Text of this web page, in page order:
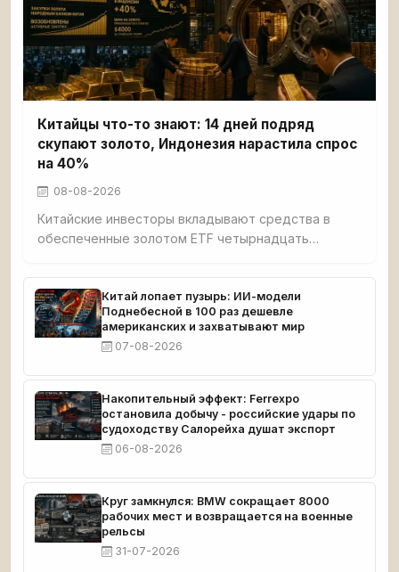
Китайцы что-то знают: 14 дней подряд
скупают золото, Индонезия нарастила спрос
на 40%
08-08-2026
Китайские инвесторы вкладывают средства в
обеспеченные золотом ETF четырнадцать
продолжительная серия покупок с марта. Импорт
золота в Китай вырос на 76%, достигнув
двухлетнего максимума. Активы золотых ETF в
Гонконге бьют рекорды. Goldman Sachs связывает
динамику с возобновлением закупок
центробанками — прежде всего китайским. Цена
золота приближается к отметке $4000 за унцию.
Китай лопает пузырь: ИИ-модели
Поднебесной в 100 раз дешевле
американских и захватывают мир
07-08-2026
Накопительный эффект: Ferrexpo
остановила добычу - российские удары по
судоходству Салорейха душат экспорт
06-08-2026
Круг замкнулся: BMW сокращает 8000
рабочих мест и возвращается на военные
рельсы
31-07-2026